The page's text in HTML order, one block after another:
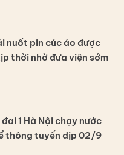
nuốt pin cúc áo được
thời nhờ đưa viện sớm
1 Hà Nội chạy nước
thông tuyến dịp 02/9